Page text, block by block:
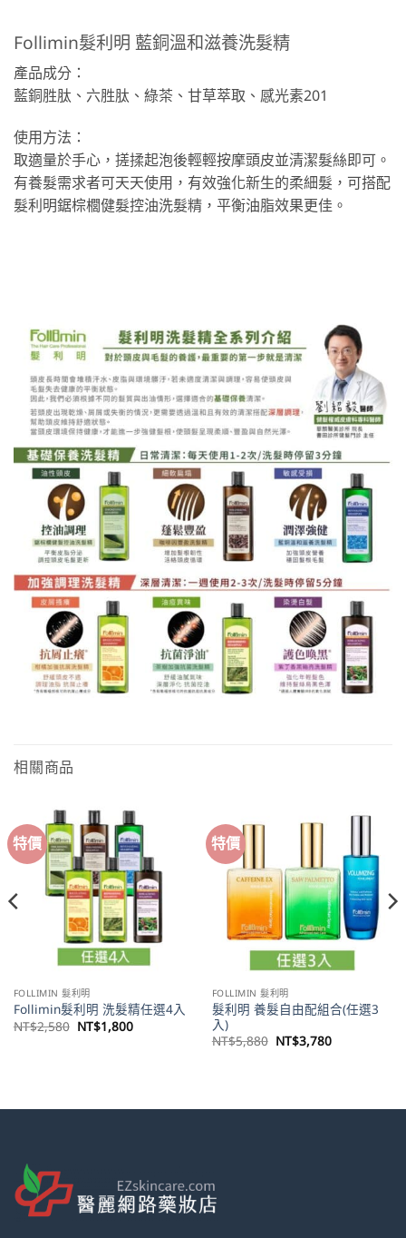
Follimin髮利明 藍銅溫和滋養洗髮精
產品成分：
藍銅胜肽、六胜肽、綠茶、甘草萃取、感光素201
使用方法：
取適量於手心，搓揉起泡後輕輕按摩頭皮並清潔髮絲即可。
有養髮需求者可天天使用，有效強化新生的柔細髮，可搭配
髮利明鋸棕櫚健髮控油洗髮精，平衡油脂效果更佳。
相關商品
特價
FOLLIMIN 髮利明
Follimin髮利明 洗髮精任選4入
NT$2,580 原
始
NT$1,800目
前
特價
FOLLIMIN 髮利明
髮利明 養髮自由配組合(任選3
入)
NT$5,880 原
始
NT$3,780目
前